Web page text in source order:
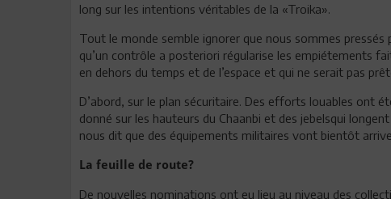
long sur les intentions véritables de la «Troika».
Tout le monde semble ignorer que nous sommes
qu’un contrôle a posteriori régularise les empiétements
en dehors du temps et de l’espace et qui ne serait pas
D’abord, sur le plan sécuritaire. Des efforts louables ont
donné sur les hauteurs du Chaanbi et des jebelsqui
nous dit que des équipements militaires vont bientôt
La feuille de route?
De nouvelles nominations ont eu lieu au niveau des